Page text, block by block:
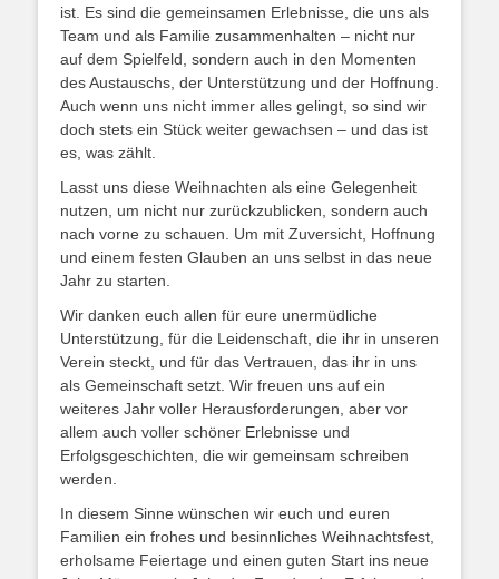
ist. Es sind die gemeinsamen Erlebnisse, die uns als
Team und als Familie zusammenhalten – nicht nur
auf dem Spielfeld, sondern auch in den Momenten
des Austauschs, der Unterstützung und der Hoffnung.
Auch wenn uns nicht immer alles gelingt, so sind wir
doch stets ein Stück weiter gewachsen – und das ist
es, was zählt.
Lasst uns diese Weihnachten als eine Gelegenheit
nutzen, um nicht nur zurückzublicken, sondern auch
nach vorne zu schauen. Um mit Zuversicht, Hoffnung
und einem festen Glauben an uns selbst in das neue
Jahr zu starten.
Wir danken euch allen für eure unermüdliche
Unterstützung, für die Leidenschaft, die ihr in unseren
Verein steckt, und für das Vertrauen, das ihr in uns
als Gemeinschaft setzt. Wir freuen uns auf ein
weiteres Jahr voller Herausforderungen, aber vor
allem auch voller schöner Erlebnisse und
Erfolgsgeschichten, die wir gemeinsam schreiben
werden.
In diesem Sinne wünschen wir euch und euren
Familien ein frohes und besinnliches Weihnachtsfest,
erholsame Feiertage und einen guten Start ins neue